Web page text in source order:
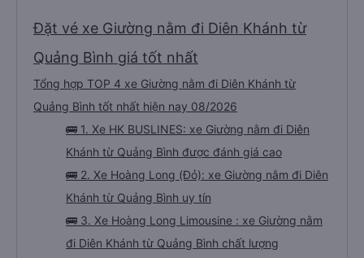
Đặt vé xe Giường nằm đi Diên Khánh từ
Quảng Bình giá tốt nhất
Tổng hợp TOP 4 xe Giường nằm đi Diên Khánh từ
Quảng Bình tốt nhất hiện nay 08/2026
🚌 1. Xe HK BUSLINES: xe Giường nằm đi Diên
Khánh từ Quảng Bình được đánh giá cao
🚌 2. Xe Hoàng Long (Đỏ): xe Giường nằm đi Diên
Khánh từ Quảng Bình uy tín
🚌 3. Xe Hoàng Long Limousine : xe Giường nằm
đi Diên Khánh từ Quảng Bình chất lượng